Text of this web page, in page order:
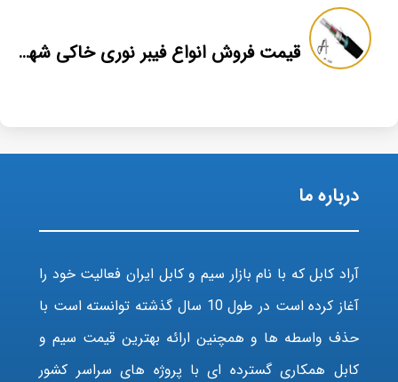
قیمت فروش انواع فیبر نوری خاکی شهید قندی یزد
درباره ما
آراد کابل که با نام بازار سیم و کابل ایران فعالیت خود را
آغاز کرده است در طول 10 سال گذشته توانسته است با
حذف واسطه ها و همچنین ارائه بهترین قیمت سیم و
کابل همکاری گسترده ای با پروژه های سراسر کشور